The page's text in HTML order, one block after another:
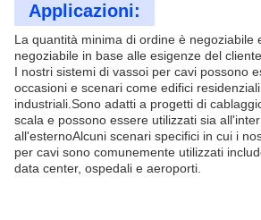
Applicazioni:
La quantità minima di ordine è negoziabile
negoziabile in base alle esigenze del cliente.
I nostri sistemi di vassoi per cavi possono
occasioni e scenari come edifici
industriali.Sono adatti a progetti di
scala e possono essere utilizzati sia
all'esternoAlcuni scenari specifici in cui i
per cavi sono comunemente utilizzati
data center, ospedali e aeroporti.